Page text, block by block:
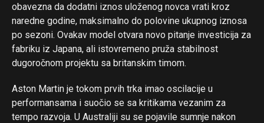
obavezna da dodatni iznos uloženog novca vrati kroz
naredne godine, maksimalno do polovine ukupnog iznosa
po sezoni. Ovakav model otvara novo pitanje investicija za
fabriku iz Japana, ali istovremeno pruža stabilnost
dugoročnom projektu sa britanskim timom.
Aston Martin je tokom prvih trka imao oscilacije u
performansama i suočio se sa kritikama vezanim za
tempo razvoja. U Australiji su se pojavile sumnje nakon